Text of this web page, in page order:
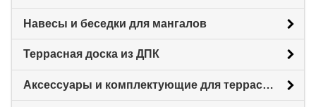
Навесы и беседки для мангалов
Террасная доска из ДПК
Аксессуары и комплектующие для террасной доски